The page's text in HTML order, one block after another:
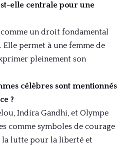
elle centrale pour une
un droit fondamental
permet à une femme de
pleinement son
célèbres sont mentionnés
?
Indira Gandhi, et Olympe
comme symboles de courage
la lutte pour la liberté et